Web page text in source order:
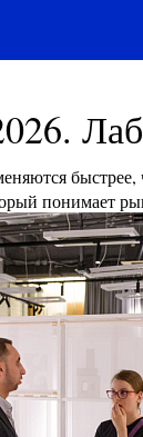
понимает